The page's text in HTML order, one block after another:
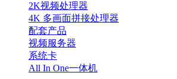
2K视频处理器
4K 多画面拼接处理器
配套产品
视频服务器
系统卡
All In One一体机